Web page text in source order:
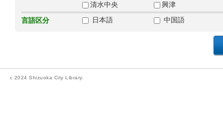
清水中央
興津
言語区分
日本語 中国語
c 2024 Shizuoka City Library.